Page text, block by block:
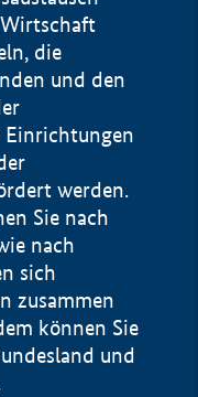
die
und den
Einrichtungen
werden.
Sie nach
nach
sich
zusammen
können Sie
und